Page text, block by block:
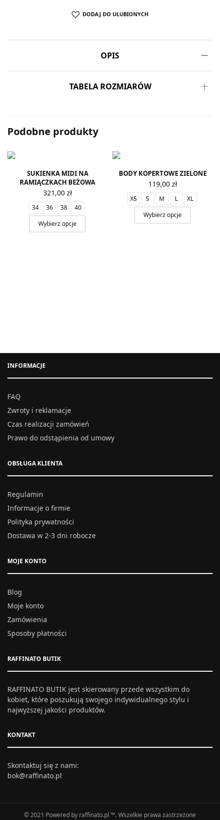
DODAJ DO ULUBIONYCH
OPIS
TABELA ROZMIARÓW
Podobne produkty
SUKIENKA MIDI NA
RAMIĄCZKACH BEŻOWA
321,00 zł
34 36 38
40
Wybierz opcje
BODY KOPERTOWE ZIELONE
119,00 zł
XS S M L
XL
Wybierz opcje
INFORMACJE
FAQ
Zwroty i reklamacje
Czas realizacji zamówień
Prawo do odstąpienia od umowy
OBSŁUGA KLIENTA
Regulamin
Informacje o firmie
Polityka prywatności
Dostawa w 2-3 dni robocze
MOJE KONTO
Blog
Moje konto
Zamówienia
Sposoby płatności
RAFFINATO BUTIK
RAFFINATO BUTIK jest skierowany przede wszystkim do
kobiet, które poszukują swojego indywidualnego stylu i
najwyższej jakości produktów.
KONTAKT
Skontaktuj się z nami:
bok@raffinato.pl
© 2021 Powered by raffinato.pl ™. Wszelkie prawa zastrzeżone